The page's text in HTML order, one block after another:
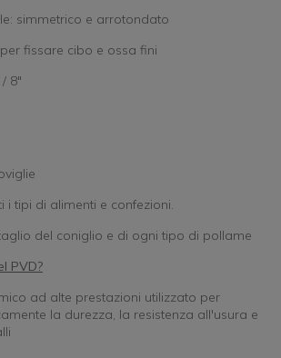
simmetrico e arrotondato
fissare cibo e ossa fini
8"
i tipi di alimenti e confezioni.
del coniglio e di ogni tipo di pollame
PVD?
ad alte prestazioni utilizzato per
la durezza, la resistenza all'usura e